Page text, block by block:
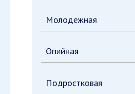
Молодежная
Опийная
Подростковая